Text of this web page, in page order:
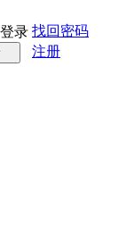
录 找回密码
注册